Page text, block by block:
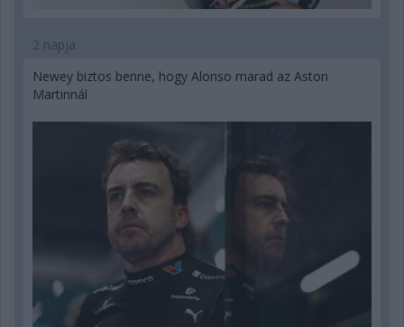
2 napja
Newey biztos benne, hogy Alonso marad az Aston
Martinnál